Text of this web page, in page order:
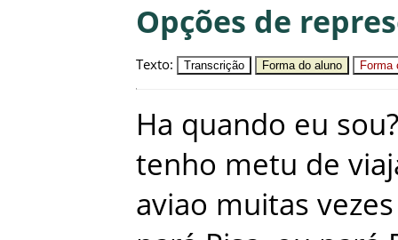
Opções de
Texto: Transcrição Forma do aluno Forma
Ha quando eu sou?
tenho metu de
aviao muitas vezes